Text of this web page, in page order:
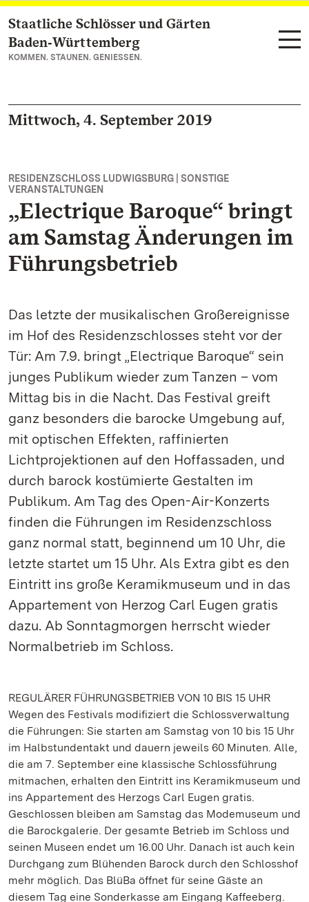
Zum Hauptinhalt springen
Staatliche Schlösser und Gärten
Baden‑Württemberg
KOMMEN. STAUNEN. GENIESSEN.
Mittwoch, 4. September 2019
RESIDENZSCHLOSS LUDWIGSBURG | SONSTIGE
VERANSTALTUNGEN
„Electrique Baroque“ bringt
am Samstag Änderungen im
Führungsbetrieb
Das letzte der musikalischen Großereignisse
im Hof des Residenzschlosses steht vor der
Tür: Am 7.9. bringt „Electrique Baroque“ sein
junges Publikum wieder zum Tanzen – vom
Mittag bis in die Nacht. Das Festival greift
ganz besonders die barocke Umgebung auf,
mit optischen Effekten, raffinierten
Lichtprojektionen auf den Hoffassaden, und
durch barock kostümierte Gestalten im
Publikum. Am Tag des Open-Air-Konzerts
finden die Führungen im Residenzschloss
ganz normal statt, beginnend um 10 Uhr, die
letzte startet um 15 Uhr. Als Extra gibt es den
Eintritt ins große Keramikmuseum und in das
Appartement von Herzog Carl Eugen gratis
dazu. Ab Sonntagmorgen herrscht wieder
Normalbetrieb im Schloss.
REGULÄRER FÜHRUNGSBETRIEB VON 10 BIS 15 UHR
Wegen des Festivals modifiziert die Schlossverwaltung
die Führungen: Sie starten am Samstag von 10 bis 15 Uhr
im Halbstundentakt und dauern jeweils 60 Minuten. Alle,
die am 7. September eine klassische Schlossführung
mitmachen, erhalten den Eintritt ins Keramikmuseum und
ins Appartement des Herzogs Carl Eugen gratis.
Geschlossen bleiben am Samstag das Modemuseum und
die Barockgalerie. Der gesamte Betrieb im Schloss und
seinen Museen endet um 16.00 Uhr. Danach ist auch kein
Durchgang zum Blühenden Barock durch den Schlosshof
mehr möglich. Das BlüBa öffnet für seine Gäste an
diesem Tag eine Sonderkasse am Eingang Kaffeeberg.